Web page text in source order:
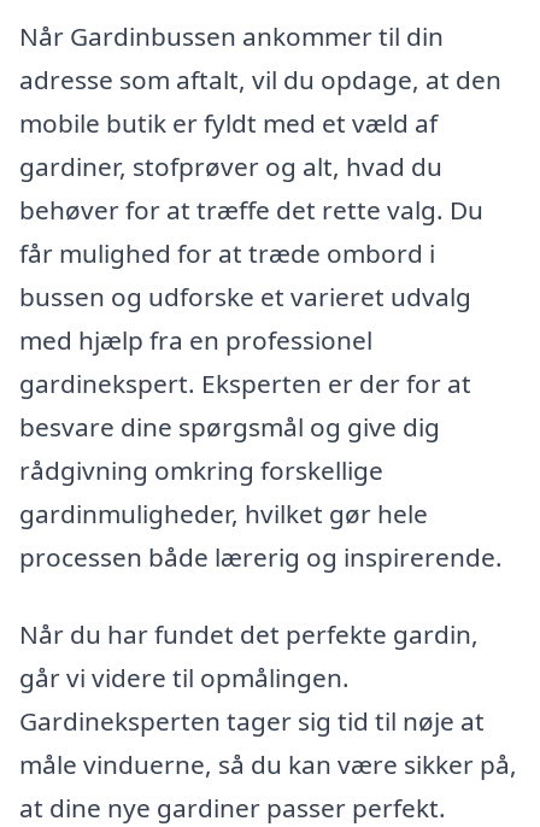
Når Gardinbussen ankommer til din
adresse som aftalt, vil du opdage, at den
mobile butik er fyldt med et væld af
gardiner, stofprøver og alt, hvad du
behøver for at træffe det rette valg. Du
får mulighed for at træde ombord i
bussen og udforske et varieret udvalg
med hjælp fra en professionel
gardinekspert. Eksperten er der for at
besvare dine spørgsmål og give dig
rådgivning omkring forskellige
gardinmuligheder, hvilket gør hele
processen både lærerig og inspirerende.
Når du har fundet det perfekte gardin,
går vi videre til opmålingen.
Gardineksperten tager sig tid til nøje at
måle vinduerne, så du kan være sikker på,
at dine nye gardiner passer perfekt.